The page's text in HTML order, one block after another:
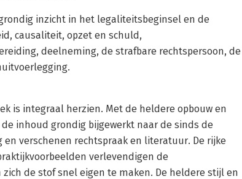
inzicht in het legaliteitsbeginsel en de
causaliteit, opzet en schuld,
deelneming, de strafbare rechtspersoon, de
is integraal herzien. Met de heldere opbouw en
inhoud grondig bijgewerkt naar de sinds de
verschenen rechtspraak en literatuur. De rijke
verlevendigen de
de stof snel eigen te maken. De heldere stijl en